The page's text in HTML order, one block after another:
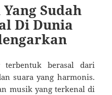
Sudah
Di Dunia
berasal dari
suara yang harmonis.
musik yang terkenal di